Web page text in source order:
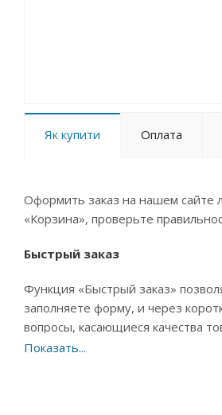
Як купити Оплата
Оформить заказ на нашем сайте
«Корзина», проверьте
Быстрый заказ
Функция «Быстрый заказ»
заполняете форму, и через
вопросы, касающиеся качества